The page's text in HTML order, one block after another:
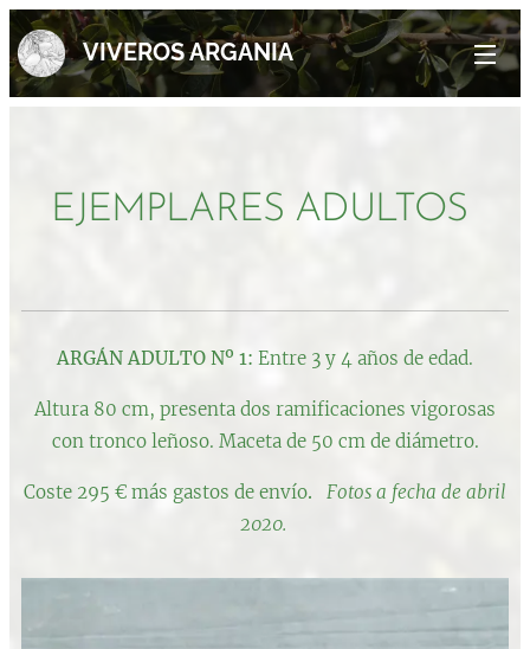
VIVEROS ARGANIA
EJEMPLARES ADULTOS
ARGÁN ADULTO Nº 1: Entre 3 y 4 años de edad.
Altura 80 cm, presenta dos ramificaciones vigorosas
con tronco leñoso. Maceta de 50 cm de diámetro.
Coste 295 € más gastos de envío. Fotos a fecha de abril
2020.